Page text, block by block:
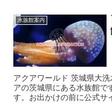
水族館案内
アクアワールド 茨城県大
アの茨城県にある水族館で
す。お出かけの前に公式サ